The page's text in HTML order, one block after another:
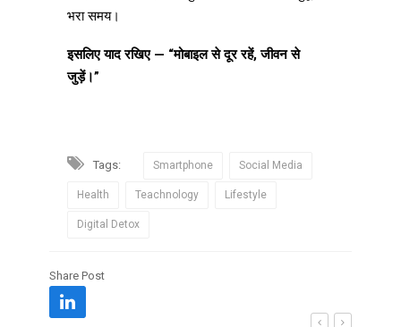
भरा समय।
इसलिए याद रखिए — “मोबाइल से दूर रहें, जीवन से
जुड़ें।”
Tags: Smartphone Social Media
Health Teachnology Lifestyle
Digital Detox
Share Post